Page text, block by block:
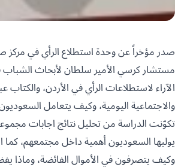
صدر مؤخراً عن وحدة استطلاع الرأي في مركز
مستشار كرسي الأمير سلطان لأبحاث الشباب في
الآراء لاستطلاعات الرأي في الأردن،
والاجتماعية اليومية، وكيف يتعامل
تكوّنت الدراسة من تحليل نتائج اجابات
يوليها السعوديون أهمية داخل مجتمعهم،
وكيف يتصرفون في الأموال الفائضة، وماذا